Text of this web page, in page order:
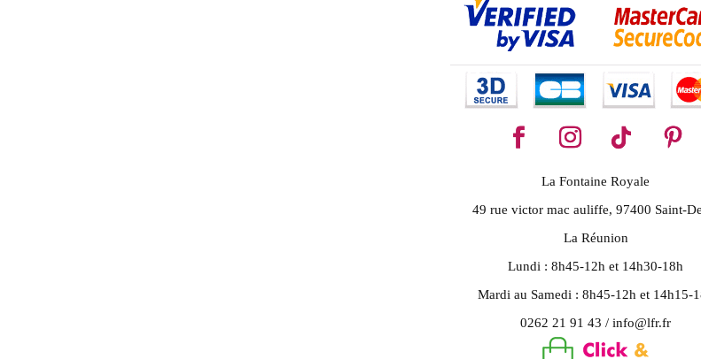
La Fontaine Royale
49 rue victor mac auliffe, 97400 Saint-
La Réunion
Lundi : 8h45-12h et 14h30-18h
Mardi au Samedi : 8h45-12h et 14h15-
0262 21 91 43 / info@lfr.fr